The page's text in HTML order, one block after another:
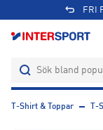
FRI
T-Shirt & Toppar T-